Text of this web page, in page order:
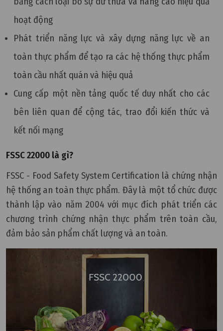
hoạt động
Phát triển năng lực và xây dựng năng lực về an
toàn thực phẩm để tạo ra các hệ thống thực phẩm
toàn cầu nhất quán và hiệu quả
Cung cấp một nền tảng quốc tế duy nhất cho các
bên liên quan để cộng tác, trao đổi kiến thức và
kết nối mạng
FSSC 22000 là gì?
FSSC - Food Safety System Certification là chứng nhận
hệ thống an toàn thực phẩm. Đây là một tổ chức được
thành lập vào năm 2004 với mục đích phát triển các
chương trình chứng nhận thực phẩm trên toàn cầu,
đảm bảo sản phẩm chất lượng và an toàn.